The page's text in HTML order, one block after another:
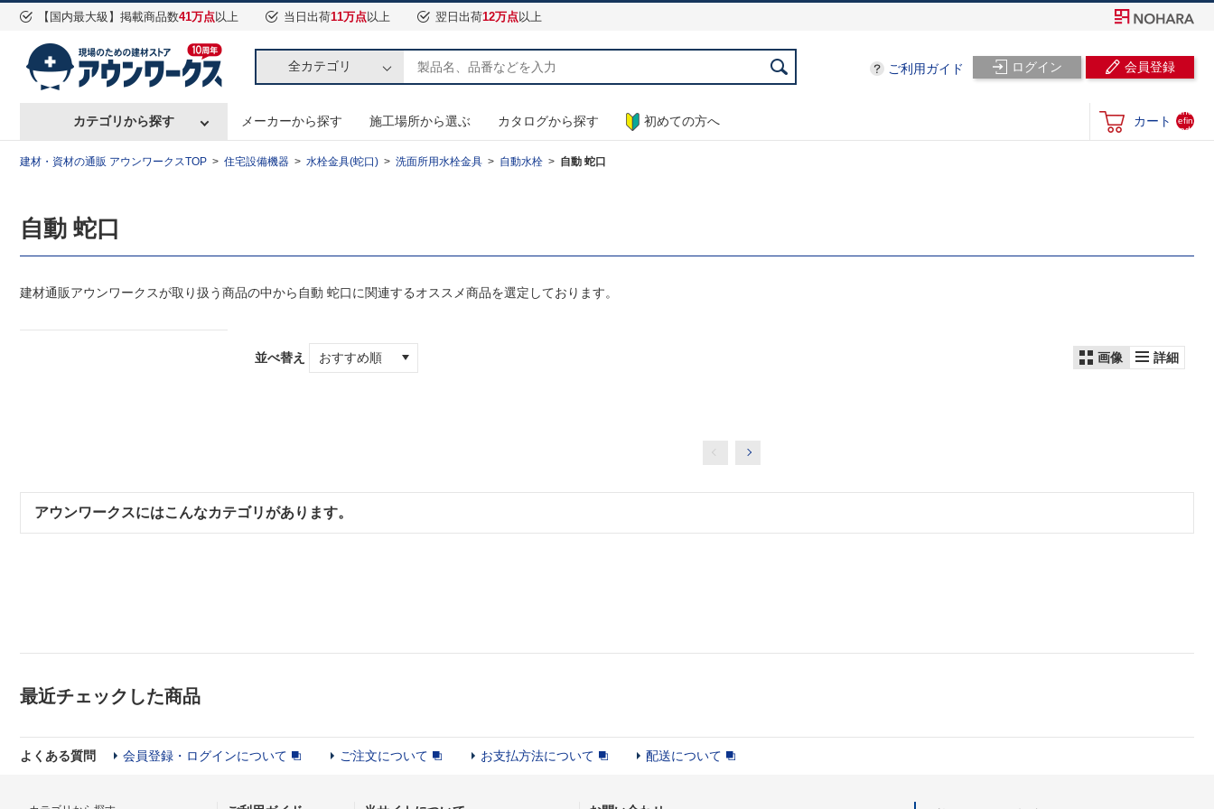
【国内最大級】掲載商品数41万点以上 当日出荷11万点以上 翌日出荷12万点以上
全カテゴリ ログイン 会員登録
ご利用ガイド
カテゴリから探す メーカーから探す 施工場所から選ぶ カタログから探す 初めての方へ カート
und
efin
ed
建材・資材の通販 アウンワークスTOP 住宅設備機器 水栓金具(蛇口) 洗面所用水栓金具 自動水栓 自動 蛇口
自動 蛇口
建材通販アウンワークスが取り扱う商品の中から自動 蛇口に関連するオススメ商品を選定しております。
並べ替え 画像 詳細
アウンワークスにはこんなカテゴリがあります。
最近チェックした商品
よくある質問 会員登録・ログインについて ご注文について お支払方法について 配送について